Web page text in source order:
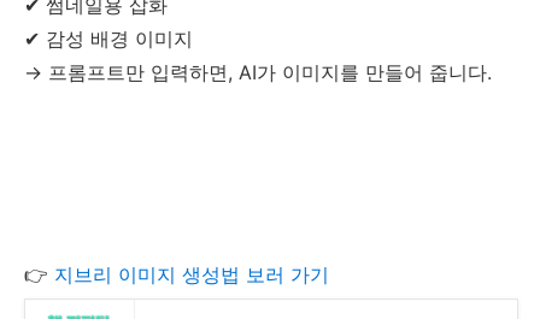
✔ 썸네일용 삽화
✔ 감성 배경 이미지
→ 프롬프트만 입력하면, AI가 이미지를 만들어 줍니다.
👉 지브리 이미지 생성법 보러 가기